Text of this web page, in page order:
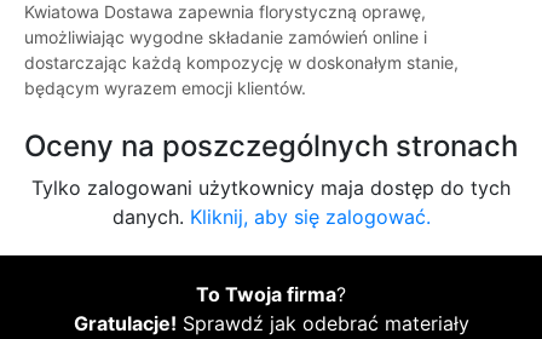
Kwiatowa Dostawa zapewnia florystyczną oprawę,
umożliwiając wygodne składanie zamówień online i
dostarczając każdą kompozycję w doskonałym stanie,
będącym wyrazem emocji klientów.
Oceny na poszczególnych stronach
Tylko zalogowani użytkownicy maja dostęp do tych
danych. Kliknij, aby się zalogować.
To Twoja firma?
Gratulacje! Sprawdź jak odebrać materiały